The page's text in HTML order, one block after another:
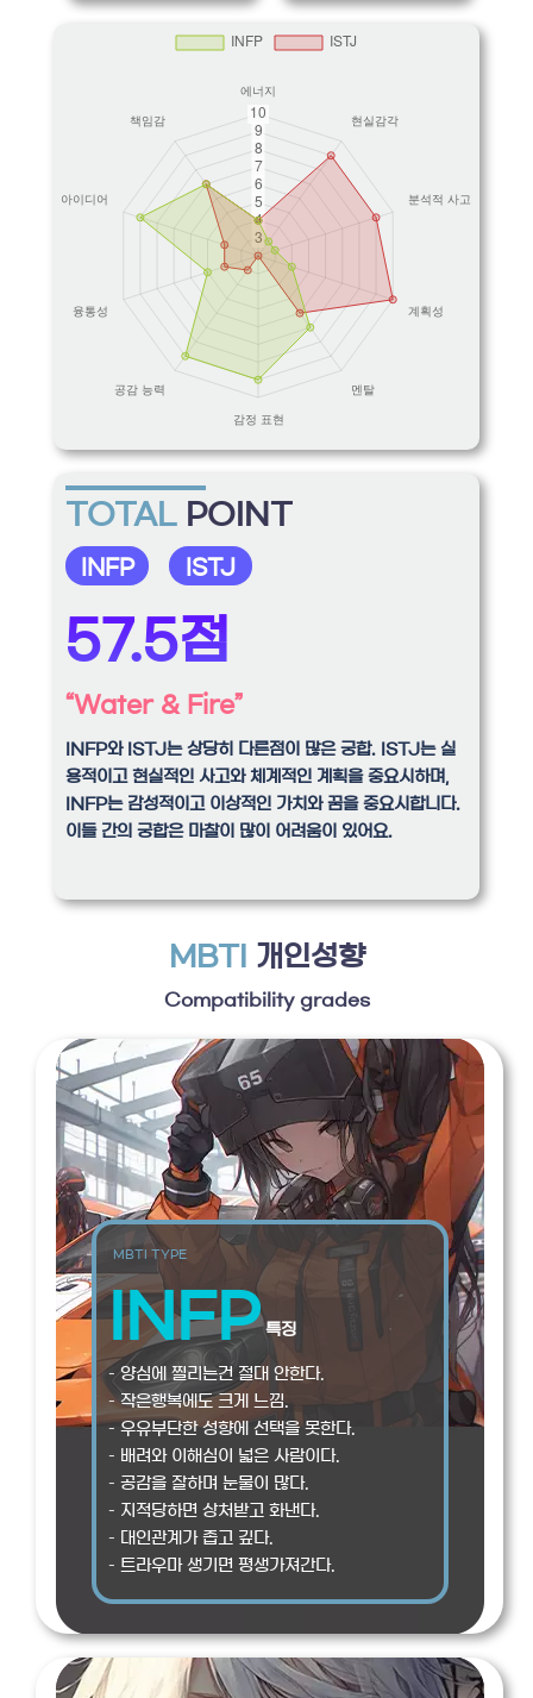
TOTAL POINT
INFP ISTJ
57.5점
“Water & Fire”
INFP와 ISTJ는 상당히 다른점이 많은 궁합. ISTJ는 실
용적이고 현실적인 사고와 체계적인 계획을 중요시하며,
INFP는 감성적이고 이상적인 가치와 꿈을 중요시합니다.
이들 간의 궁합은 마찰이 많이 어려움이 있어요.
MBTI 개인성향
Compatibility grades
MBTI TYPE
INFP특징
– 양심에 찔리는건 절대 안한다.
– 작은행복에도 크게 느낌.
– 우유부단한 성향에 선택을 못한다.
– 배려와 이해심이 넓은 사람이다.
– 공감을 잘하며 눈물이 많다.
– 지적당하면 상처받고 화낸다.
– 대인관계가 좁고 깊다.
– 트라우마 생기면 평생가져간다.